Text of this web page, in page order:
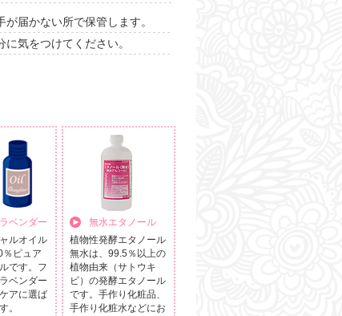
届かない所で保管します。
気をつけてください。
ベンダー
ルオイル
％ピュア
です。フ
ベンダー
アに選ば
。
無水エタノール
植物性発酵エタノール
無水は、99.5％以上の
植物由来（サトウキ
ビ）の発酵エタノール
です。手作り化粧品、
手作り化粧水などにお